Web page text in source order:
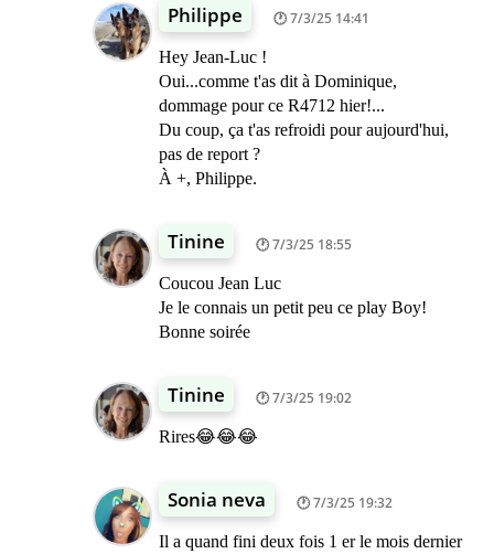
Philippe 7/3/25 14:41
Hey Jean-Luc !
Oui...comme t'as dit à Dominique,
dommage pour ce R4712 hier!...
Du coup, ça t'as refroidi pour aujourd'hui,
pas de report ?
À +, Philippe.
Tinine 7/3/25 18:55
Coucou Jean Luc
Je le connais un petit peu ce play Boy!
Bonne soirée
Tinine 7/3/25 19:02
Rires😂😂😂
Sonia neva 7/3/25 19:32
Il a quand fini deux fois 1 er le mois dernier